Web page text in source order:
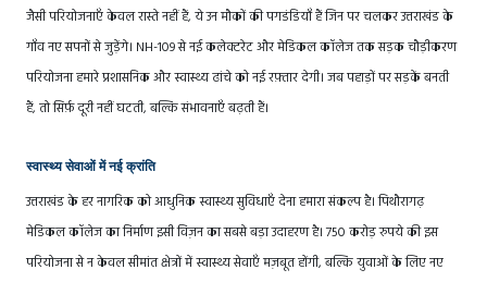
जैसी परियोजनाएँ केवल रास्ते नहीं हैं, ये उन मौकों की पगडंडियाँ हैं जिन पर चलकर उत्तराखंड के
गाँव नए सपनों से जुड़ेंगे। NH-109 से नई कलेक्टरेट और मेडिकल कॉलेज तक सड़क चौड़ीकरण
परियोजना हमारे प्रशासनिक और स्वास्थ्य ढांचे को नई रफ़्तार देगी। जब पहाड़ों पर सड़कें बनती
हैं, तो सिर्फ़ दूरी नहीं घटती, बल्कि संभावनाएँ बढ़ती हैं।
स्वास्थ्य सेवाओं में नई क्रांति
उत्तराखंड के हर नागरिक को आधुनिक स्वास्थ्य सुविधाएँ देना हमारा संकल्प है। पिथौरागढ़
मेडिकल कॉलेज का निर्माण इसी विज़न का सबसे बड़ा उदाहरण है। 750 करोड़ रुपये की इस
परियोजना से न केवल सीमांत क्षेत्रों में स्वास्थ्य सेवाएँ मज़बूत होंगी, बल्कि युवाओं के लिए नए